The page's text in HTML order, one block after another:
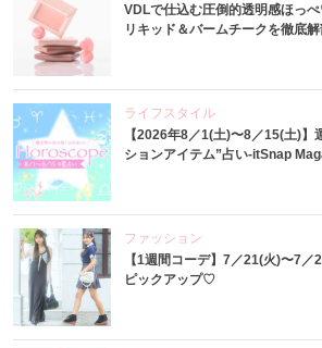
VDLで仕込む圧倒的透明感ほっ
リキッド＆バームチークを徹底解
ライフスタイル
【2026年8／1(土)〜8／15(土)】
ションアイテム”占い-itSnap
ファッション
【1週間コーデ】7／21(火)〜7
ピックアップ♡